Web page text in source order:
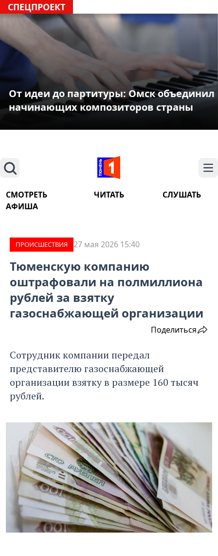
СПЕЦПРОЕКТ
От идеи до партитуры: Омск объединил
начинающих композиторов страны
Поиск
СМОТРЕТЬ ЧИТАТЬ
СЛУШАТЬ
АФИША
ПРОИCШЕСТВИЯ 27 мая 2026 15:40
Тюменскую компанию
оштрафовали на полмиллиона
рублей за взятку
газоснабжающей организации
Поделиться
Сотрудник компании передал
представителю газоснабжающей
организации взятку в размере 160 тысяч
рублей.